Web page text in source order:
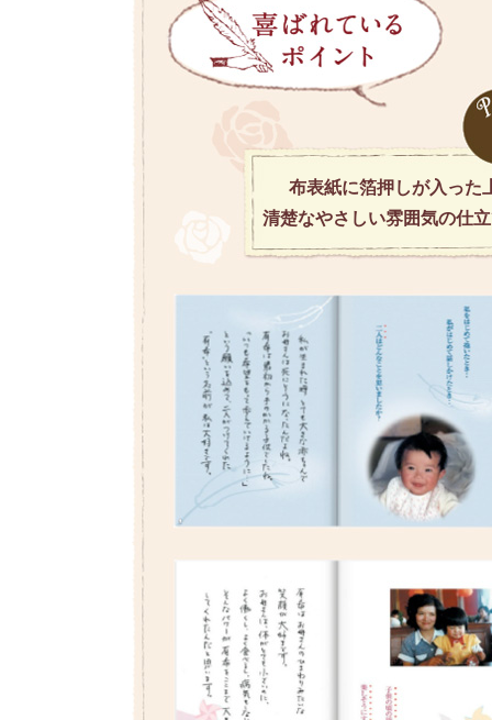
布表紙に箔押しが入った
清楚なやさしい雰囲気の仕